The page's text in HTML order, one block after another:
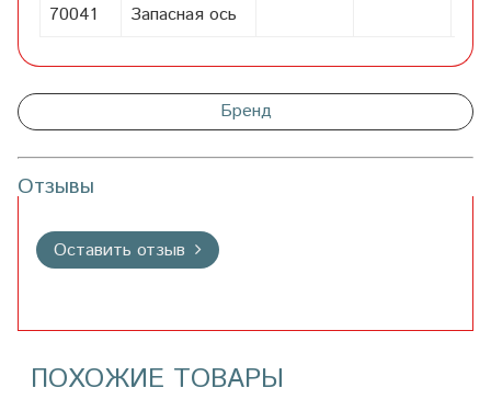
70041 Запасная ось
Бренд
Отзывы
Оставить отзыв
ПОХОЖИЕ ТОВАРЫ